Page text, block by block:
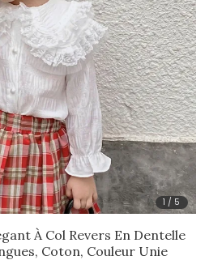
1 / 5
À Col Revers En Dentelle
Coton, Couleur Unie